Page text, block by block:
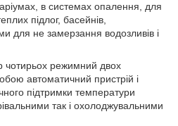
в системах опалення, для
підлог, басейнів,
для не замерзання водозливів і
режимний двох
автоматичний пристрій і
підтримки температури
так і охолоджувальними